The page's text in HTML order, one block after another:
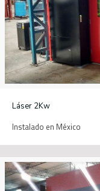
Láser 2Kw
Instalado en México